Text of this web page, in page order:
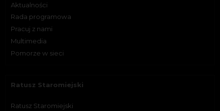
Aktualności
Rada programowa
Pracuj z nami
Multimedia
Pomorze w sieci
Ratusz Staromiejski
Ratusz Staromiejski